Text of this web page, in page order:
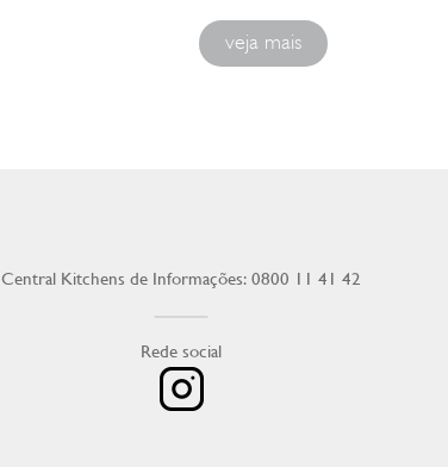
veja mais
Central Kitchens de Informações: 0800 11 41 42
Rede social